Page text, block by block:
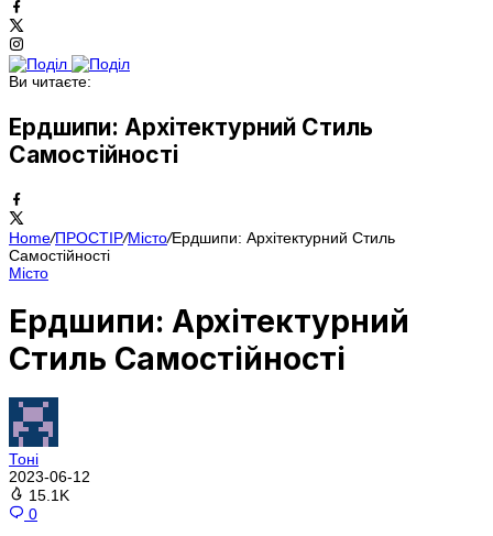
Ви читаєте:
Ердшипи: Архітектурний Стиль
Самостійності
Home/ПРОСТІР/Місто/Ердшипи: Архітектурний Стиль
Самостійності
Місто
Ердшипи: Архітектурний
Стиль Самостійності
Тоні
2023-06-12
15.1K
0